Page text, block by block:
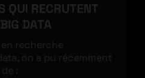
QUI RECRUTENT
DATA
recherche
on a pu récemment
: